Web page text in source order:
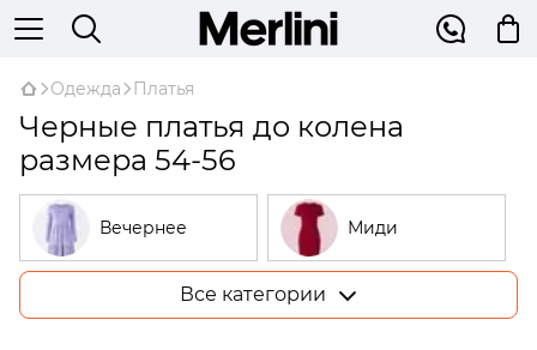
Одежда Платья
Черные платья до колена
размера 54-56
Вечернее Миди
размеры
В рубчик
Все категории